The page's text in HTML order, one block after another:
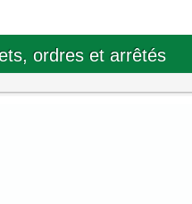
ordres et arrêtés